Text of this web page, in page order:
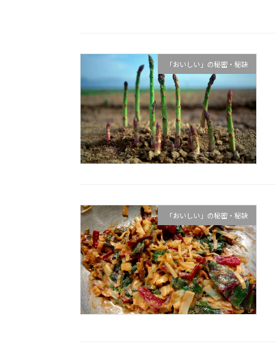
「おいしい」の秘密・秘訣
「おいしい」の秘密・秘訣